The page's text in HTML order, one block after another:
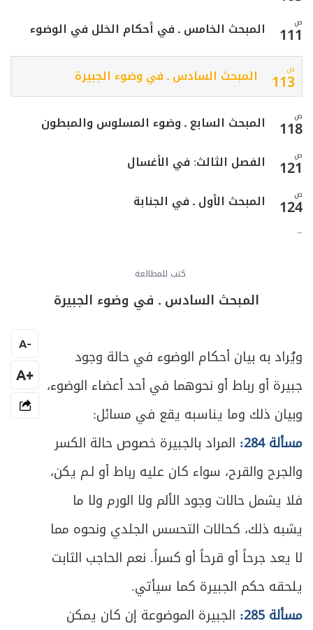
كتب للمطالعة
المبحث السادس ـ في وضوء الجبيرة
ويُراد به بيان أحكام الوضوء في حالة وجود
جبيرة أو رباط أو نحوهما في أحد أعضاء الوضوء،
وبيان ذلك وما يناسبه يقع في مسائل:
مسألة 284:
المراد بالجبيرة خصوص حالة الكسر
والجرح والقرح، سواء كان عليه رباط أو لـم يكن،
فلا يشمل حالات وجود الألم ولا الورم ولا ما
يشبه ذلك، كحالات التحسس الجلدي ونحوه مما
لا يعد جرحاً أو قرحاً أو كسراً. نعم الحاجب الثابت
يلحقه حكم الجبيرة كما سيأتي.
مسألة 285:
الجبيرة الموضوعة إن كان يمكن
-
A
+A
ص
111 المبحث الخامس ـ في أحكام الخلل في الوضوء
ص
113 المبحث السادس ـ في وضوء الجبيرة
ص
118 المبحث السابع ـ وضوء المسلوس والمبطون
ص
121 الفصل الثالث: في الأغسال
ص
124 المبحث الأول ـ في الجنابة
ص
المبحث الثالث ـ في النفاس
ص
165
المبحث الخامس ـ في تروك الحائض والنفساء
والمستحاضة
169 المقصد الثاني: في كيفيّة الغسل
ص179 الفصل الرابع: في أحكام الأموات
181 ما يفعل عند ظهور إمارات الموت والاحتضار
ص
189 المبحث الأول ـ في تغسيل الميت
ص196 المبحث الثاني ـ في التحنيط
197 المبحث الثالث ـ في تكفين الميت